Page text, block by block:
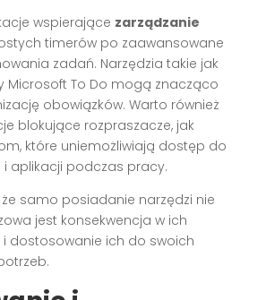
wspierające zarządzanie
timerów po zaawansowane
zadań. Narzędzia takie jak
Microsoft To Do mogą znacząco
obowiązków. Warto również
blokujące rozpraszacze, jak
które uniemożliwiają dostęp do
aplikacji podczas pracy.
samo posiadanie narzędzi nie
jest konsekwencja w ich
i dostosowanie ich do swoich